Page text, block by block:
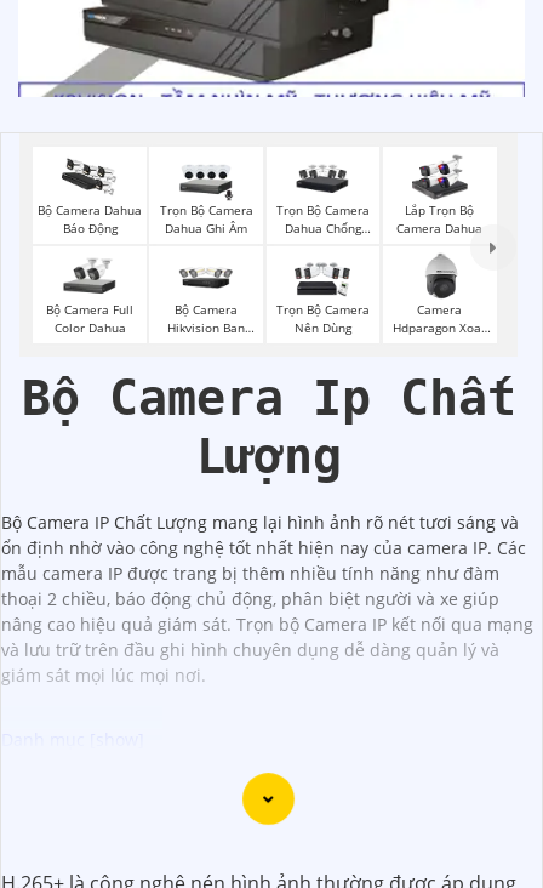
Bộ Camera Dahua
Báo Động
Trọn Bộ Camera
Dahua Ghi Âm
Trọn Bộ Camera
Dahua Chống
Lắp Trọn Bộ
Camera Dahua
Bộ Camera Full
Color Dahua
Bộ Camera
Hikvision Ban
Trọn Bộ Camera
Nên Dùng
Camera
Hdparagon Xoay
Bộ Camera Ip Chất
Lượng
Bộ Camera IP Chất Lượng mang lại hình ảnh rõ nét tươi sáng và
ổn định nhờ vào công nghệ tốt nhất hiện nay của camera IP. Các
mẫu camera IP được trang bị thêm nhiều tính năng như đàm
thoại 2 chiều, báo động chủ động, phân biệt người và xe giúp
nâng cao hiệu quả giám sát. Trọn bộ Camera IP kết nối qua mạng
và lưu trữ trên đầu ghi hình chuyên dụng dễ dàng quản lý và
giám sát mọi lúc mọi nơi.
Chắc chắn! Dưới đây là tư vấn cho việc lắp đặt Camera IP
Hoàn toàn tin cậy